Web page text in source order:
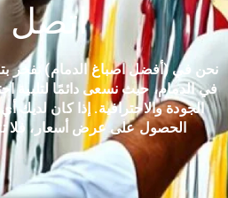
اتصل
نحن في (أفضل اصباغ الدمام) نفخر
في الدمام، حيث نسعى دائمًا لتلبية
الجودة والاحترافية. إذا كان
الحصول على عرض أسعار، فلا